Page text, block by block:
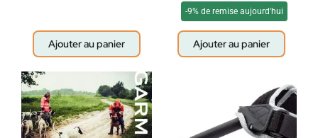
Ajouter au panier
-9% de remise aujourd'hui
Ajouter au panier